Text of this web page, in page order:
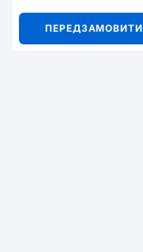
ПЕРЕДЗАМОВИТИ